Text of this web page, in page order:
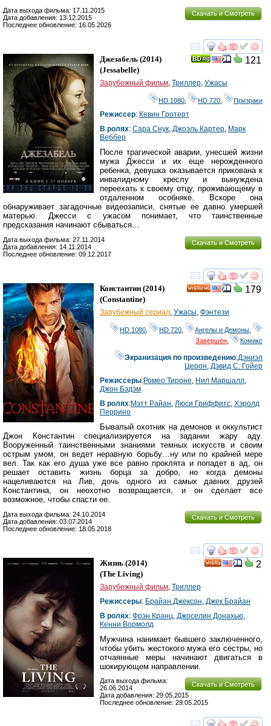
Скачать и Смотреть
Дата выхода фильма: 17.11.2015
Дата добавления: 13.12.2015
Последнее обновление: 16.05.2026
смотреть
121
Джезабель (2014)
(Jessabelle)
Зарубежный фильм, Триллер, Ужасы
HD 1080 HD 720 Призраки
Режиссер: Кевин Гротерт
В ролях: Сара Снук, Джоэль Картер, Марк
Веббер
После трагической аварии, унесшей жизни
мужа Джесси и их еще нерожденного
ребенка, девушка оказывается прикована к
инвалидному креслу и вынуждена
переехать к своему отцу, проживающему в
отдаленном особняке. Вскоре она
обнаруживает загадочные видеозаписи, снятые ее давно умершей
матерью. Джесси с ужасом понимает, что таинственные
предсказания начинают сбываться…
Скачать и Смотреть
Дата выхода фильма: 27.11.2014
Дата добавления: 14.11.2014
Последнее обновление: 09.12.2017
смотреть
179
Константин (2014)
(Constantine)
Зарубежный сериал, Ужасы, Фэнтези
HD 1080 HD 720 Ангелы и Демоны
Завершён
Комикс
Экранизация по произведению:Дэниэл
Церон,Дэвид С. Гойер
Режиссеры:Ромео Тироне, Нил Маршалл,
Джон Бэдэм
В ролях:Мэтт Райан, Люси Гриффитс, Хэролд
Перрино
Бывалый охотник на демонов и оккультист
Джон Константин специализируется на задании жару аду.
Вооруженный таинственными знаниями темных искусств и своим
острым умом, он ведет неравную борьбу…ну или по крайней мере
вел. Так как его душа уже все равно проклята и попадет в ад, он
решает оставить жизнь борца за добро, но когда демоны
нацеливаются на Лив, дочь одного из самых давних друзей
Константина, он неохотно возвращается, и он сделает все
возможное, чтобы спасти ее.
Скачать и Смотреть
Дата выхода фильма: 24.10.2014
Дата добавления: 03.07.2014
Последнее обновление: 18.05.2018
смотреть
2
Жизнь (2014)
(The Living)
Зарубежный фильм Триллер
Режиссеры: Брайан Джексон Джек Брайан
В ролях: Фрэн Кранц Джоселин Донахью
Кенни Вормолд
Мужчина нанимает бывшего заключенного,
чтобы убить жестокого мужа его сестры, но
отчаянные меры начинают двигаться в
шокирующем направлении.
Скачать и Смотреть
Дата выхода фильма:
26.06.2014
Дата добавления: 29.05.2015
Последнее обновление: 29.05.2015